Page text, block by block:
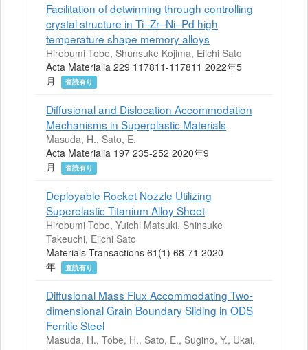
Facilitation of detwinning through controlling
crystal structure in Ti–Zr–Ni–Pd high
temperature shape memory alloys
Hirobumi Tobe, Shunsuke Kojima, Eiichi Sato
Acta Materialia 229 117811-117811 2022年5
月
査読有り
Diffusional and Dislocation Accommodation
Mechanisms in Superplastic Materials
Masuda, H., Sato, E.
Acta Materialia 197 235-252 2020年9
月
査読有り
Deployable Rocket Nozzle Utilizing
Superelastic Titanium Alloy Sheet
Hirobumi Tobe, Yuichi Matsuki, Shinsuke
Takeuchi, Eiichi Sato
Materials Transactions 61(1) 68-71 2020
年
査読有り
Diffusional Mass Flux Accommodating Two-
dimensional Grain Boundary Sliding in ODS
Ferritic Steel
Masuda, H., Tobe, H., Sato, E., Sugino, Y., Ukai,